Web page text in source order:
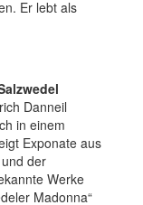
Er lebt als
Danneil
in einem
Exponate aus
der
Werke
Madonna“